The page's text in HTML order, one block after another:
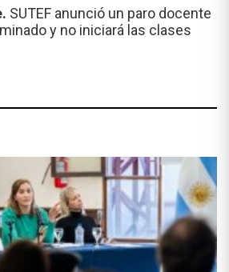
SUTEF anunció un paro docente
y no iniciará las clases